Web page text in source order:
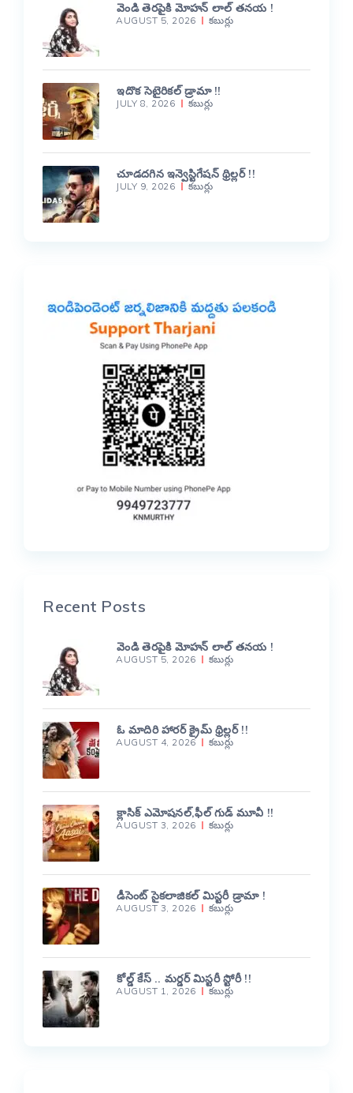
వెండి తెరపైకి మోహన్ లాల్ తనయ !
AUGUST 5, 2026 కబుర్లు
ఇదొక సెటైరికల్ డ్రామా !!
JULY 8, 2026 కబుర్లు
చూడదగిన ఇన్వెస్టిగేషన్ థ్రిల్లర్ !!
JULY 9, 2026 కబుర్లు
Recent Posts
వెండి తెరపైకి మోహన్ లాల్ తనయ !
AUGUST 5, 2026 కబుర్లు
ఓ మాదిరి హారర్ క్రైమ్ థ్రిల్లర్ !!
AUGUST 4, 2026 కబుర్లు
క్లాసిక్ ఎమోషనల్,ఫీల్ గుడ్ మూవీ !!
AUGUST 3, 2026 కబుర్లు
డీసెంట్ సైకలాజికల్ మిస్టరీ డ్రామా !
AUGUST 3, 2026 కబుర్లు
కోల్డ్ కేస్ .. మర్డర్ మిస్టరీ స్టోరీ !!
AUGUST 1, 2026 కబుర్లు